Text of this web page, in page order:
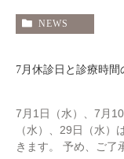
NEWS
7月休診日と診療時間
7月1日（水）、7月
（水）、29日（水
きます。 予め、ご了